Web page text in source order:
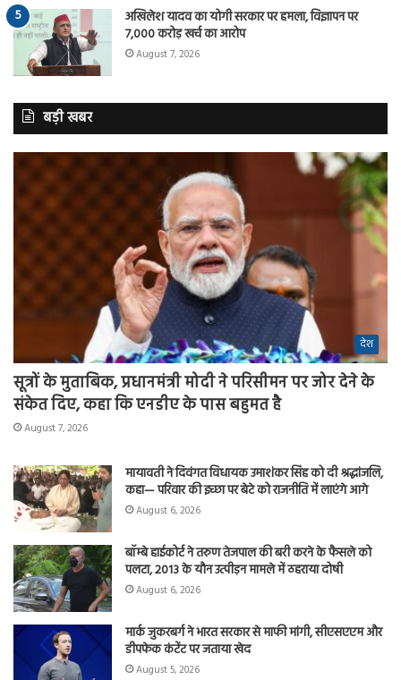
अखिलेश यादव का योगी सरकार पर हमला, विज्ञापन पर
7,000 करोड़ खर्च का आरोप
August 7, 2026
बड़ी खबर
देश
सूत्रों के मुताबिक, प्रधानमंत्री मोदी ने परिसीमन पर जोर देने के
संकेत दिए, कहा कि एनडीए के पास बहुमत है
August 7, 2026
मायावती ने दिवंगत विधायक उमाशंकर सिंह को दी श्रद्धांजलि,
कहा— परिवार की इच्छा पर बेटे को राजनीति में लाएंगे आगे
August 6, 2026
बॉम्बे हाईकोर्ट ने तरुण तेजपाल की बरी करने के फैसले को
पलटा, 2013 के यौन उत्पीड़न मामले में ठहराया दोषी
August 6, 2026
मार्क जुकरबर्ग ने भारत सरकार से माफी मांगी, सीएसएएम और
डीपफेक कंटेंट पर जताया खेद
August 5, 2026